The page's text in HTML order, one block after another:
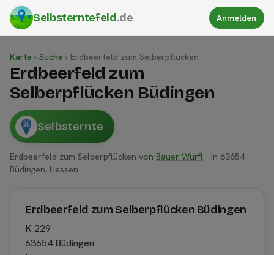
Selbsterntefeld.de Anmelden
Karte › Suche › Erdbeerfeld zum Selberpflücken
Erdbeerfeld zum
Selberpflücken Büdingen
Selbsternte
Erdbeerfeld zum Selberpflücken von Bauer Würfl · In 63654
Büdingen, Hessen
Erdbeerfeld zum Selberpflücken Büdingen
K 229
63654 Büdingen